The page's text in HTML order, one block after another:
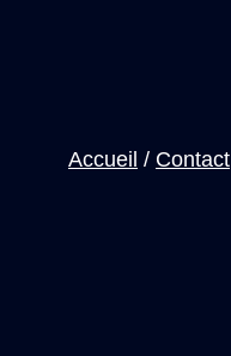
Accueil / Contact